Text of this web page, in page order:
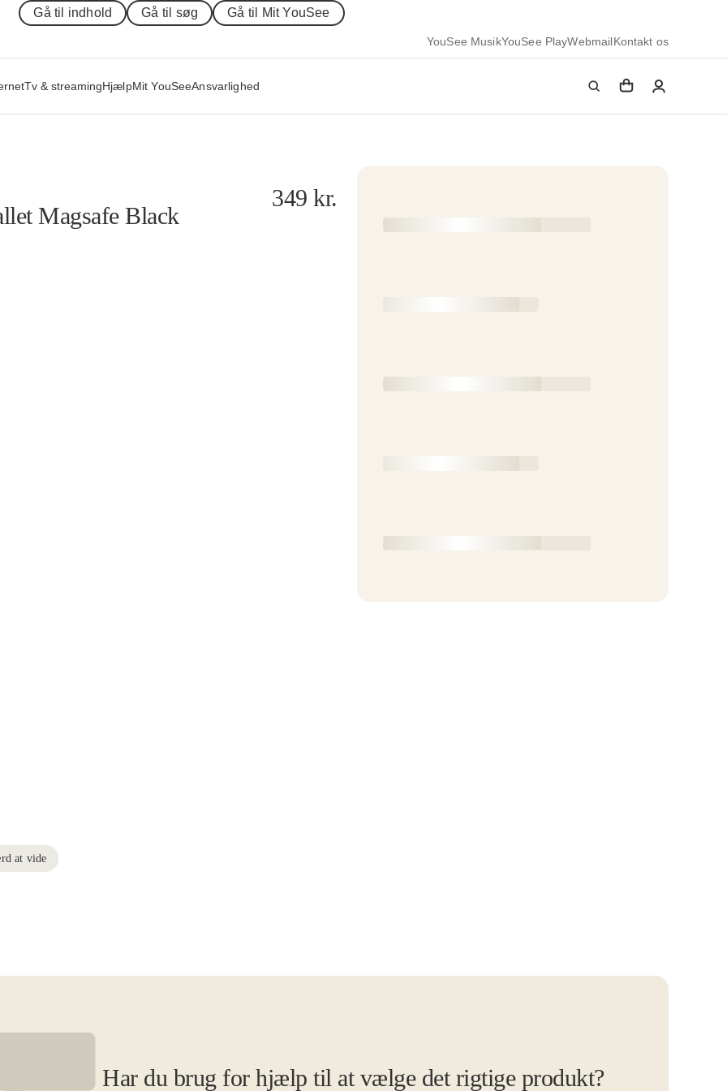
Gå til indhold Gå til søg Gå til Mit YouSee
YouSee MusikYouSee PlayWebmailKontakt os
Tv & streamingHjælpMit YouSeeAnsvarlighed
Magsafe Black
349kr.
at vide
Har du brug for hjælp til at vælge det rigtige produkt?